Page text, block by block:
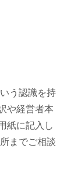
う認識を持
や経営者本
紙に記入し
までご相談